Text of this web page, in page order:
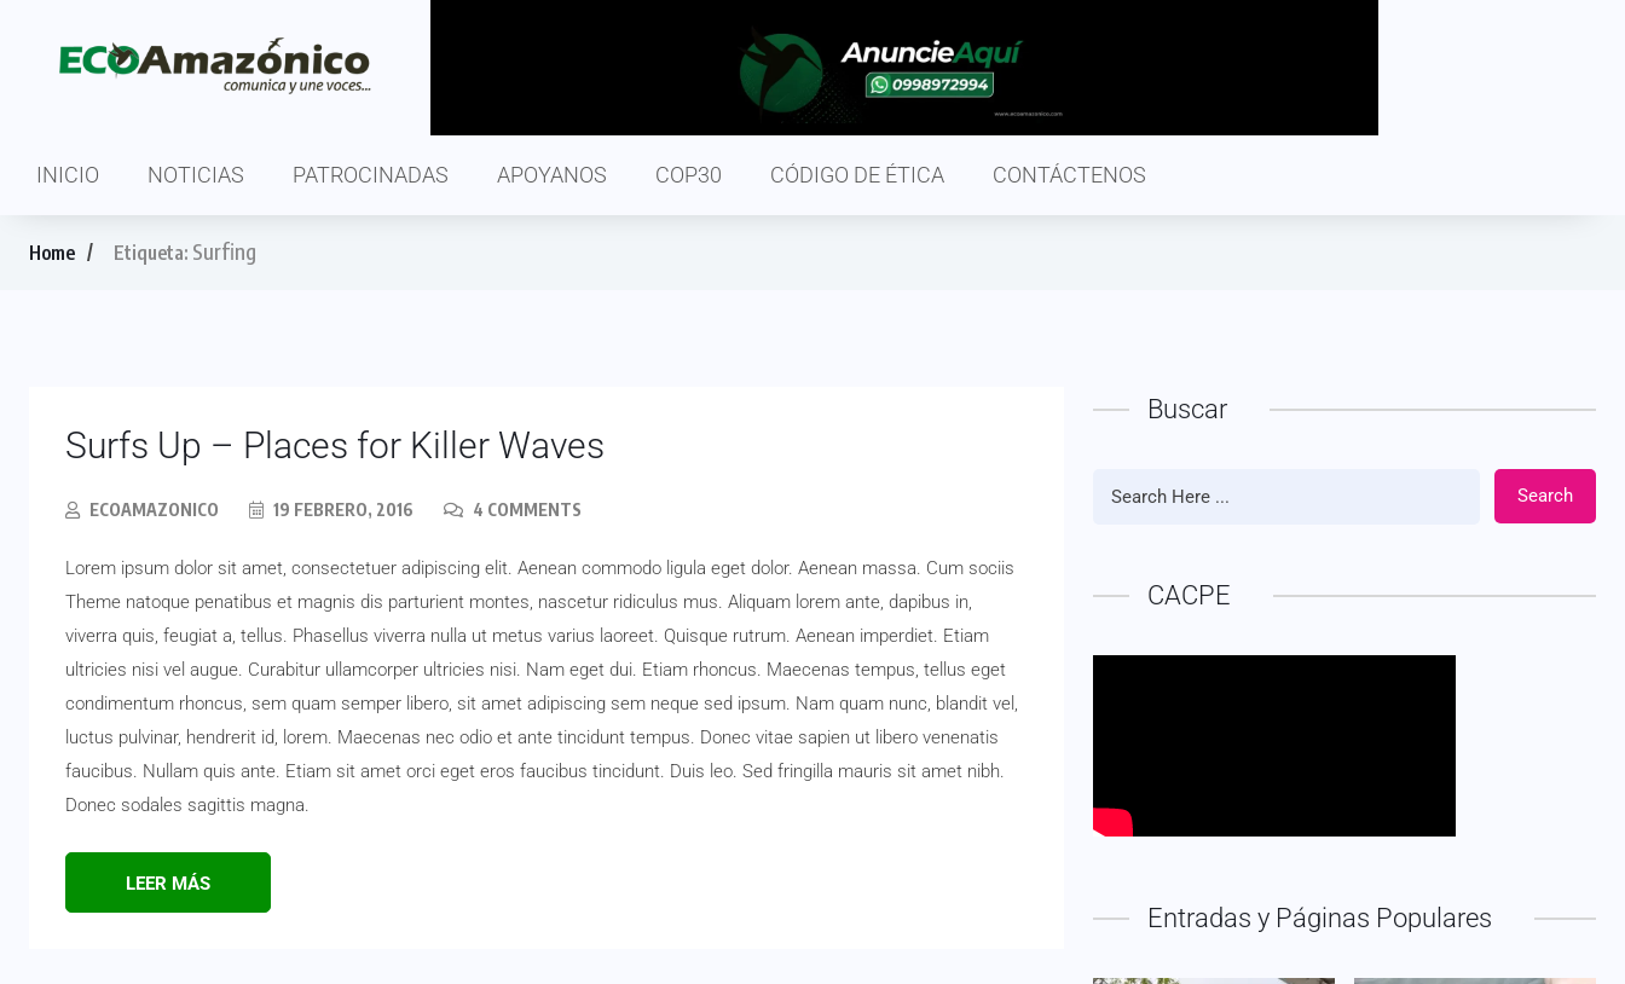
INICIO NOTICIAS PATROCINADAS APOYANOS COP30 CÓDIGO DE ÉTICA CONTÁCTENOS
Home Etiqueta: Surfing
Surfs Up – Places for Killer Waves
ECOAMAZONICO 19 FEBRERO, 2016 4 COMMENTS
Lorem ipsum dolor sit amet, consectetuer adipiscing elit. Aenean commodo ligula eget dolor. Aenean massa. Cum sociis
Theme natoque penatibus et magnis dis parturient montes, nascetur ridiculus mus. Aliquam lorem ante, dapibus in,
viverra quis, feugiat a, tellus. Phasellus viverra nulla ut metus varius laoreet. Quisque rutrum. Aenean imperdiet. Etiam
ultricies nisi vel augue. Curabitur ullamcorper ultricies nisi. Nam eget dui. Etiam rhoncus. Maecenas tempus, tellus eget
condimentum rhoncus, sem quam semper libero, sit amet adipiscing sem neque sed ipsum. Nam quam nunc, blandit vel,
luctus pulvinar, hendrerit id, lorem. Maecenas nec odio et ante tincidunt tempus. Donec vitae sapien ut libero venenatis
faucibus. Nullam quis ante. Etiam sit amet orci eget eros faucibus tincidunt. Duis leo. Sed fringilla mauris sit amet nibh.
Donec sodales sagittis magna.
LEER MÁS
Buscar
Search
CACPE
Entradas y Páginas Populares